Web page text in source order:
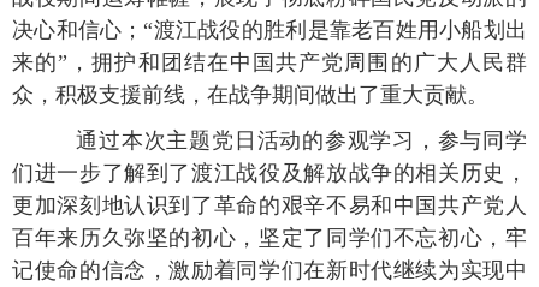
决心和信心；“渡江战役的胜利是靠老百姓用小船划出
来的”，拥护和团结在中国共产党周围的广大人民群
众，积极支援前线，在战争期间做出了重大贡献。
通过本次主题党日活动的参观学习，参与同学
们进一步了解到了渡江战役及解放战争的相关历史，
更加深刻地认识到了革命的艰辛不易和中国共产党人
百年来历久弥坚的初心，坚定了同学们不忘初心，牢
记使命的信念，激励着同学们在新时代继续为实现中